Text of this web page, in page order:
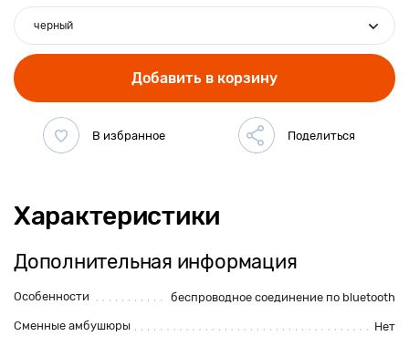
черный
Добавить в корзину
Характеристики
Дополнительная информация
Особенности беспроводное соединение по bluetooth
Сменные амбушюры Нет